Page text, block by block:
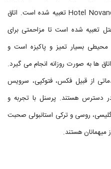
سیستم اطفا حریق در هتل Hotel Novano Istanbul تعبیه شده است. اتاق
تعبیه شده است تا مزاحمتی برای
محیطی بسیار تمیز و پاکیزه است و
ها به صورت روزانه انجام می گیرد.
از قبیل فکس، فتوکپی، سرویس
دسترس هستند. پرسنل با تجربه و
روسی و ترکی استانبولی صحبت
میهمانان هستند.